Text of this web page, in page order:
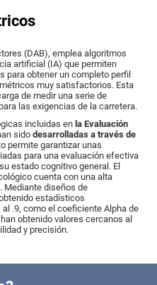
(DAB), emplea algoritmos
artificial (IA) que permiten
para obtener un completo perfil
muy satisfactorios. Esta
de medir una serie de
las exigencias de la carretera.
incluidas enla Evaluación
sidodesarrolladas a través de
permite garantizar unas
para una evaluación efectiva
estado cognitivo general. El
cuenta con una alta
Mediante diseños de
estadísticos
.9, como el coeficiente Alpha de
obtenido valores cercanos al
y precisión.